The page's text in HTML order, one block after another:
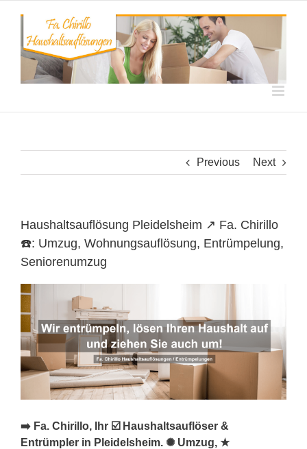
content
Previous Next
Haushaltsauflösung Pleidelsheim ↗️ Fa. Chirillo
☎️: Umzug, Wohnungsauflösung, Entrümpelung,
Seniorenumzug
➡️ Fa. Chirillo, Ihr ☑️ Haushaltsauflöser &
Entrümpler in Pleidelsheim. ✺ Umzug, ★